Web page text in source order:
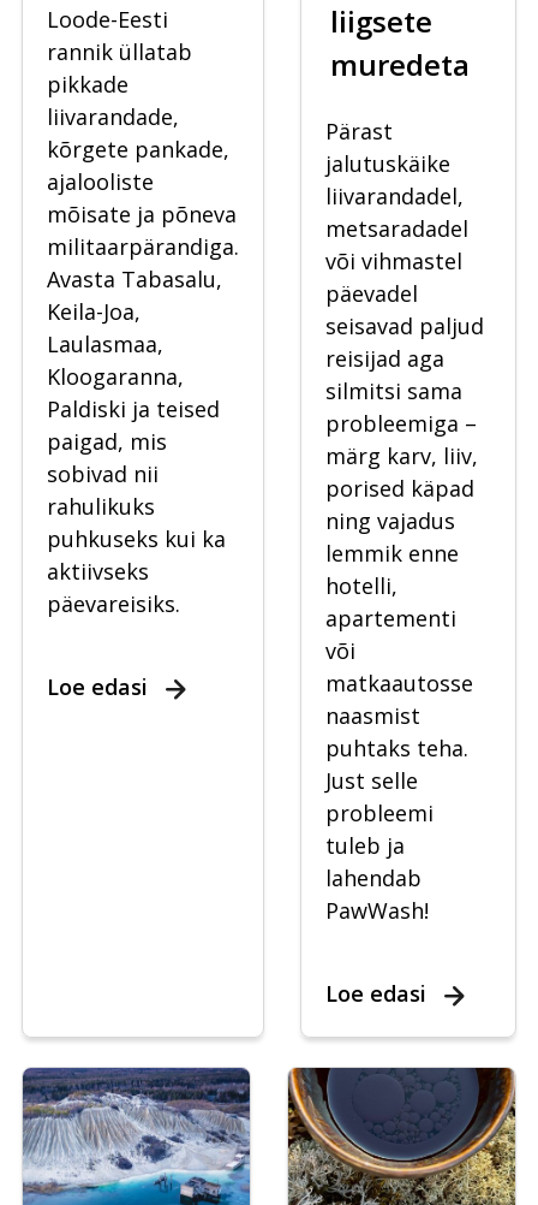
Loode-Eesti
rannik üllatab
pikkade
liivarandade,
kõrgete pankade,
ajalooliste
mõisate ja põneva
militaarpärandiga.
Avasta Tabasalu,
Keila-Joa,
Laulasmaa,
Kloogaranna,
Paldiski ja teised
paigad, mis
sobivad nii
rahulikuks
puhkuseks kui ka
aktiivseks
päevareisiks.
Loe edasi
liigsete
muredeta
Pärast
jalutuskäike
liivarandadel,
metsaradadel
või vihmastel
päevadel
seisavad paljud
reisijad aga
silmitsi sama
probleemiga –
märg karv, liiv,
porised käpad
ning vajadus
lemmik enne
hotelli,
apartementi
või
matkaautosse
naasmist
puhtaks teha.
Just selle
probleemi
tuleb ja
lahendab
PawWash!
Loe edasi